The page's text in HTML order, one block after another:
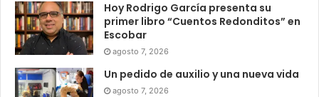
Hoy Rodrigo García presenta su
primer libro “Cuentos Redonditos” en
Escobar
agosto 7, 2026
Un pedido de auxilio y una nueva vida
agosto 7, 2026